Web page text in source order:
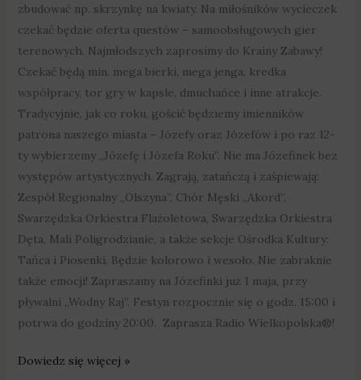
zbudować np. skrzynkę na kwiaty. Na miłośników wycieczek
czekać będzie oferta questów – samoobsługowych gier
terenowych. Najmłodszych zaprosimy do Krainy Zabawy!
Czekać będą min. mega bierki, mega jenga, kredka
współpracy, tor gry w kapsle, dmuchańce i inne atrakcje.
Tradycyjnie, jak co roku, gościć będziemy imienników
patrona naszego miasta – Józefy oraz Józefów i po raz 12-
ty wybierzemy „Józefę i Józefa Roku”. Nie ma Józefinek bez
występów artystycznych. Zagrają, zatańczą i zaśpiewają:
Zespół Regionalny „Olszyna”, Chór Męski „Akord”,
Swarzędzka Orkiestra Flażoletowa, Swarzędzka Orkiestra
Dęta, Mali Poligrodzianie, a także sekcje Ośrodka Kultury:
Tańca i Piosenki. Będzie kolorowo i wesoło. Nie zabraknie
także emocji! Zapraszamy na Józefinki już 1 maja, przy
pływalni „Wodny Raj”. Festyn rozpocznie się o godz. 15:00 i
potrwa do godziny 20:00. Zaprasza Radio Wielkopolska®!
Dowiedz się więcej »